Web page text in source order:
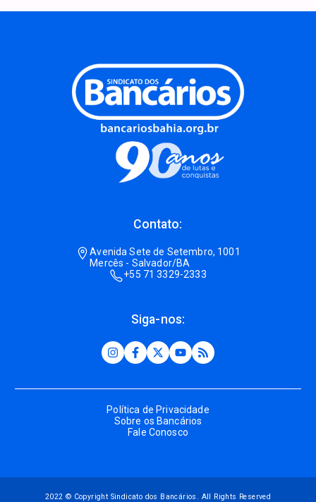
Contato:
Avenida Sete de Setembro, 1001
Mercês - Salvador/BA
+55 71 3329-2333
Siga-nos:
Política de Privacidade
Sobre os Bancários
Fale Conosco
2022 © Copyright Sindicato dos Bancários. All Rights Reserved